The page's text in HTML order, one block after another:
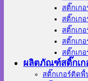
สติ๊กเกอ
สติ๊กเก
สติ๊กเก
สติ๊กเก
สติ๊กเก
ผลิตภัณฑ์สติ๊กเก
สติ๊กเกอร์ติดพื้